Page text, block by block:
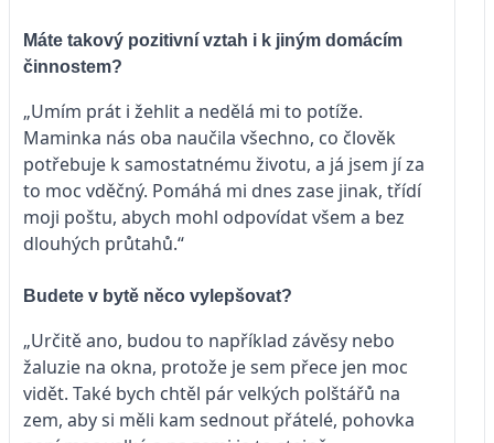
Máte takový pozitivní vztah i k jiným domácím
činnostem?
„Umím prát i žehlit a nedělá mi to potíže.
Maminka nás oba naučila všechno, co člověk
potřebuje k samostatnému životu, a já jsem jí za
to moc vděčný. Pomáhá mi dnes zase jinak, třídí
moji poštu, abych mohl odpovídat všem a bez
dlouhých průtahů.“
Budete v bytě něco vylepšovat?
„Určitě ano, budou to například závěsy nebo
žaluzie na okna, protože je sem přece jen moc
vidět. Také bych chtěl pár velkých polštářů na
zem, aby si měli kam sednout přátelé, pohovka